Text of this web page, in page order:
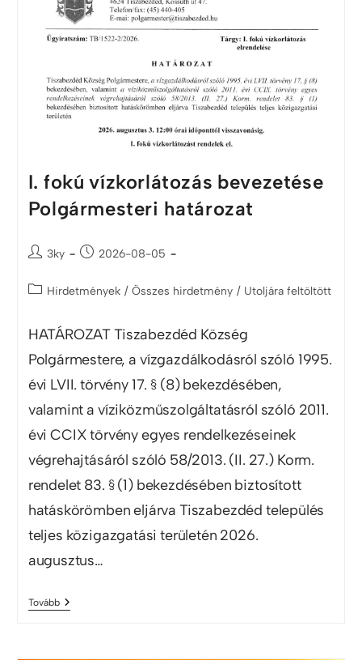
I. fokú vízkorlátozás bevezetése
Polgármesteri határozat
3ky 2026-08-05
Hirdetmények / Összes hirdetmény / Utoljára feltöltött
HATÁROZAT Tiszabezdéd Község
Polgármestere, a vízgazdálkodásról szóló 1995.
évi LVII. törvény 17. § (8) bekezdésében,
valamint a víziközműszolgáltatásról szóló 2011.
évi CCIX törvény egyes rendelkezéseinek
végrehajtásáról szóló 58/2013. (II. 27.) Korm.
rendelet 83. § (1) bekezdésében biztosított
hatáskörömben eljárva Tiszabezdéd település
teljes közigazgatási területén 2026.
augusztus…
Tovább